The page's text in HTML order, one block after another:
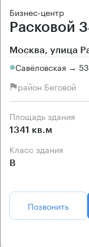
Бизнес-центр
Расковой
Москва, улица
Савёловская →
район Беговой
Площадь здания
1341 кв.м
Класс здания
B
Позвонить